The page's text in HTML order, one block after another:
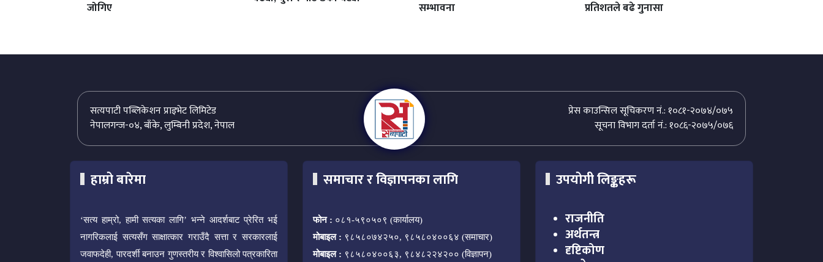
जोगिए
सम्भावना
प्रतिशतले बढे गुनासा
प्रेस काउन्सिल सूचिकरण नं.: १०८१-२०७४/०७५
सत्यपाटी पब्लिकेशन प्राइभेट लिमिटेड
सूचना विभाग दर्ता नं.: १०८६-२०७५/०७६
नेपालगन्ज-०४, बाँके, लुम्बिनी प्रदेश, नेपाल
हाम्रो बारेमा
‘सत्य हाम्रो, हामी सत्यका लागि’ भन्ने आदर्शबाट प्रेरित भई
नागरिकलाई सत्यसँग साक्षात्कार गराउँदै सत्ता र सरकारलाई
जवाफदेही, पारदर्शी बनाउन गुणस्तरीय र विश्वासिलो पत्रकारिता
समाचार र विज्ञापनका लागि
फोन : ०८१-५९०५०९ (कार्यालय)
मोबाइल : ९८५८०७४२५०, ९८५८०४००६४ (समाचार)
मोबाइल : ९८५८०४००६३, ९८४८२२४२०० (विज्ञापन)
उपयोगी लिङ्कहरू
राजनीति
अर्थतन्त्र
दृष्टिकोण